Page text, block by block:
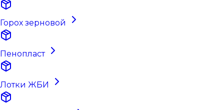
Горох зерновой
Пенопласт
Лотки ЖБИ